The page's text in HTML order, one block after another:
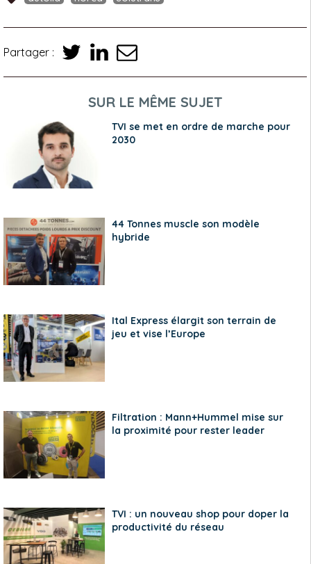
Partager :
SUR LE MÊME SUJET
TVI se met en ordre de marche pour
2030
44 Tonnes muscle son modèle
hybride
Ital Express élargit son terrain de
jeu et vise l’Europe
Filtration : Mann+Hummel mise sur
la proximité pour rester leader
TVI : un nouveau shop pour doper la
productivité du réseau